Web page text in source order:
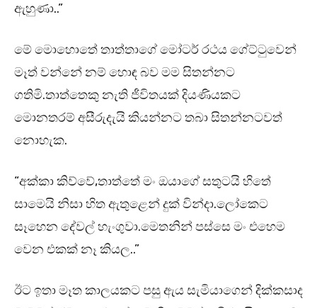
ඇහුණා..”
මේ මොහොතේ තාත්තාගේ මෝටර් රථය ගේට්ටුවෙන්
මෑත් වන්නේ නම් හොඳ බව මම සිතන්නට
ගතිමි.තාත්තෙකු නැති ජීවිතයක් දියණියකට
මොනතරම් අසීරුදැයි කියන්නට තබා සිතන්නටවත්
නොහැක.
“අක්කා කිව්වේ,තාත්තේ මං ඔයාගේ සතුටයි හිතේ
සාමෙයි නිසා හිත ඇතුළෙන් දුක් වින්දා.ලෝකෙට
සෑහෙන දේවල් හැංගුවා.මෙතනින් පස්සෙ මං එහෙම
වෙන එකක් නෑ කියල..”
ඊට ඉතා මෑත කාලයකට පසු ඇය සැමියාගෙන් දික්කසාද